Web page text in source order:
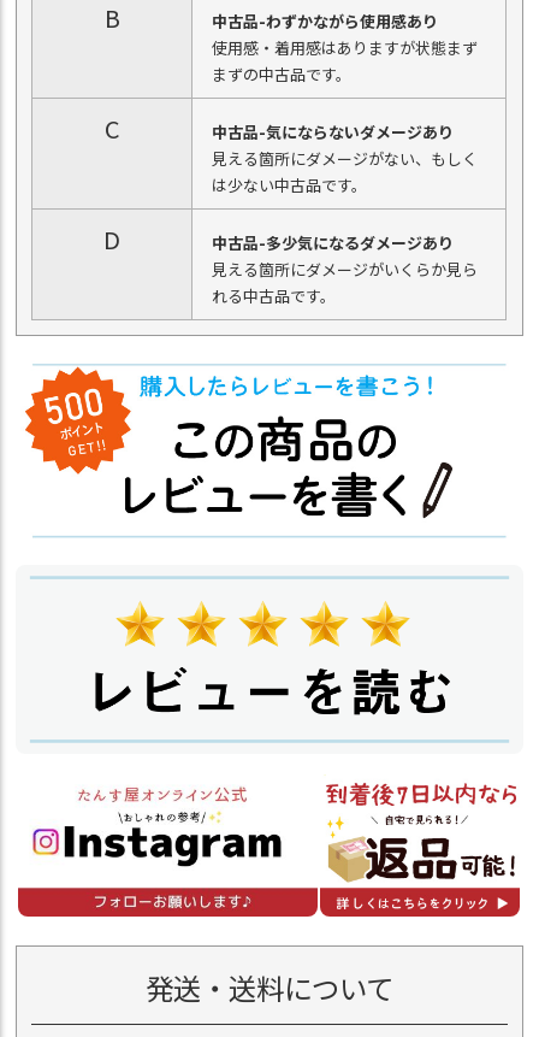
B
中古品-わずかながら使用感あり
使用感・着用感はありますが状態まず
まずの中古品です。
C
中古品-気にならないダメージあり
見える箇所にダメージがない、もしく
は少ない中古品です。
D
中古品-多少気になるダメージあり
見える箇所にダメージがいくらか見ら
れる中古品です。
発送・送料について